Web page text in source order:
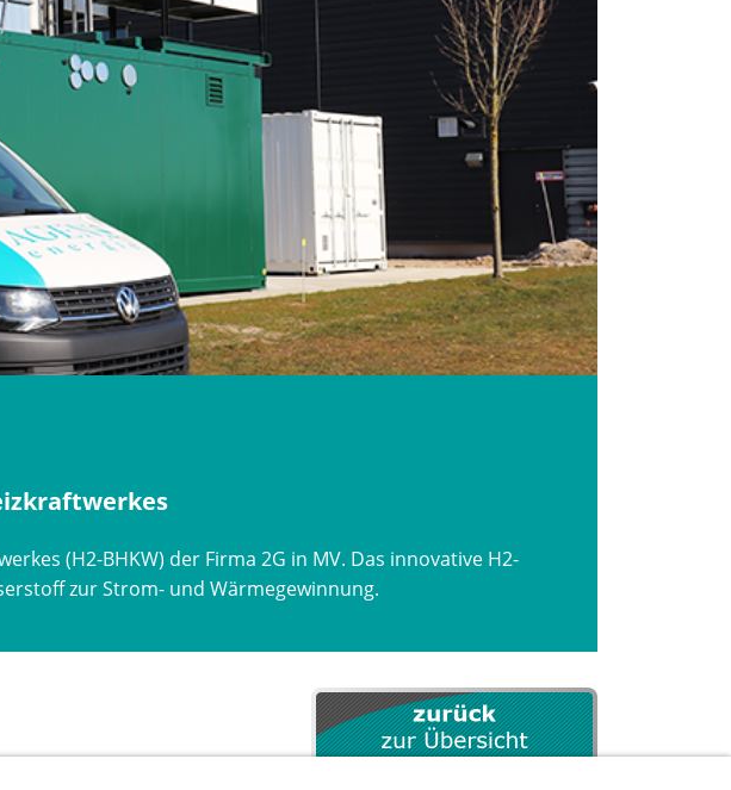
(H2-BHKW) der Firma 2G in MV. Das innovative H2-
zur Strom- und Wärmegewinnung.